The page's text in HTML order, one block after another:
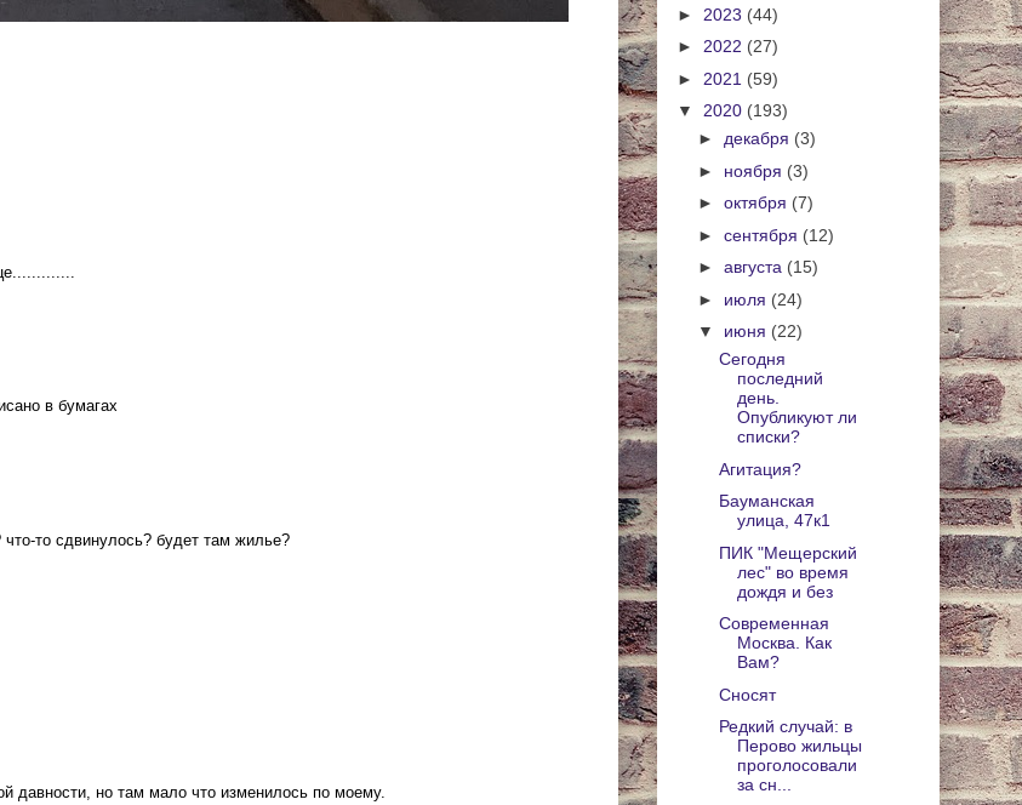
в бумагах
то сдвинулось? будет там жилье?
давности, но там мало что изменилось по моему.
► 2023 (44)
► 2022 (27)
► 2021 (59)
▼ 2020 (193)
► декабря (3)
► ноября (3)
► октября (7)
► сентября (12)
► августа (15)
► июля (24)
▼ июня (22)
Сегодня
последний
день.
Опубликуют ли
списки?
Агитация?
Бауманская
улица, 47к1
ПИК "Мещерский
лес" во время
дождя и без
Современная
Москва. Как
Вам?
Сносят
Редкий случай: в
Перово жильцы
проголосовали
за сн...